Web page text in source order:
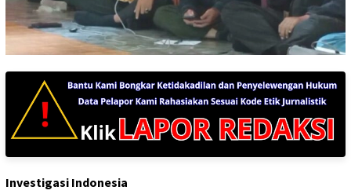
Investigasi Indonesia